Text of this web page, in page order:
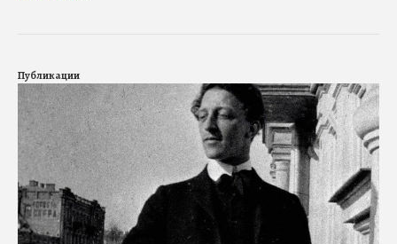
Публикации